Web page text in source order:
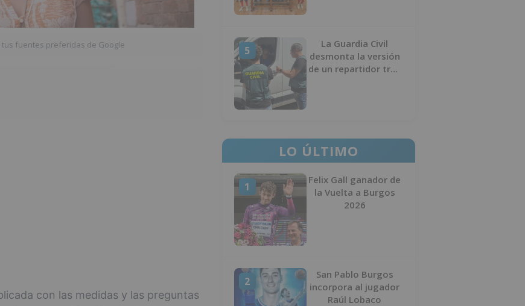
tus fuentes preferidas de Google
con las medidas y las preguntas
5
La Guardia Civil
desmonta la versión
de un repartidor tras
LO ÚLTIMO
1
Felix Gall ganador de
la Vuelta a Burgos
2026
2
San Pablo Burgos
incorpora al jugador
Raúl Lobaco